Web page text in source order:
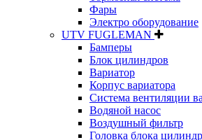
Фары
Электро оборудование
UTV FUGLEMAN
Бамперы
Блок цилиндров
Вариатор
Корпус вариатора
Система вентиляции
Водяной насос
Воздушный фильтр
Головка блока